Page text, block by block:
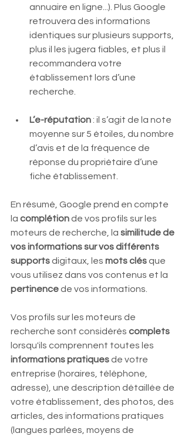
annuaire en ligne...). Plus Google
retrouvera des informations
identiques sur plusieurs supports,
plus il les jugera fiables, et plus il
recommandera votre
établissement lors d’une
recherche.
L’e-réputation : il s’agit de la note
moyenne sur 5 étoiles, du nombre
d’avis et de la fréquence de
réponse du propriétaire d’une
fiche établissement.
En résumé, Google prend en compte
la complétion de vos profils sur les
moteurs de recherche, la similitude de
vos informations sur vos différents
supports digitaux, les mots clés que
vous utilisez dans vos contenus et la
pertinence de vos informations.
Vos profils sur les moteurs de
recherche sont considérés complets
lorsqu'ils comprennent toutes les
informations pratiques de votre
entreprise (horaires, téléphone,
adresse), une description détaillée de
votre établissement, des photos, des
articles, des informations pratiques
(langues parlées, moyens de